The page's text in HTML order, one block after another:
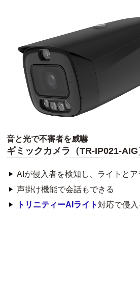
音と光で不審者を威嚇
ギミックカメラ（TR-IP021-AIG
AIが侵入者を検知し、ライトとア
声掛け機能で会話もできる
トリニティーAIライト 対応で侵